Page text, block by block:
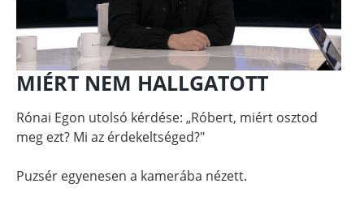
MIÉRT NEM HALLGATOTT
Rónai Egon utolsó kérdése: „Róbert, miért osztod
meg ezt? Mi az érdekeltséged?"
Puzsér egyenesen a kamerába nézett.